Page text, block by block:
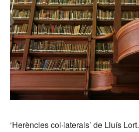
‘Herències col·laterals’ de Lluís Lort.